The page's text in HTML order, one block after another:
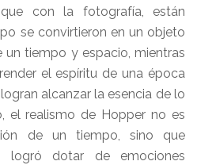
con la fotografía, están
se convirtieron en un objeto
tiempo y espacio, mientras
el espíritu de una época
alcanzar la esencia de lo
el realismo de Hopper no es
de un tiempo, sino que
logró dotar de emociones